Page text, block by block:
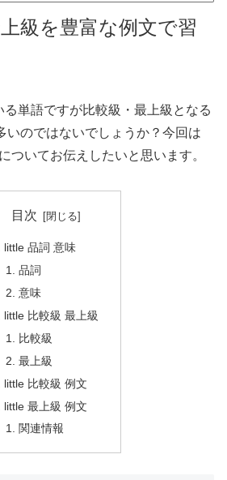
級を豊富な例文で習
る単語ですが比較級・最上級となる
いのではないでしょうか？今回は
ついてお伝えしたいと思います。
目次
little 品詞 意味
品詞
意味
little 比較級 最上級
比較級
最上級
little 比較級 例文
little 最上級 例文
関連情報